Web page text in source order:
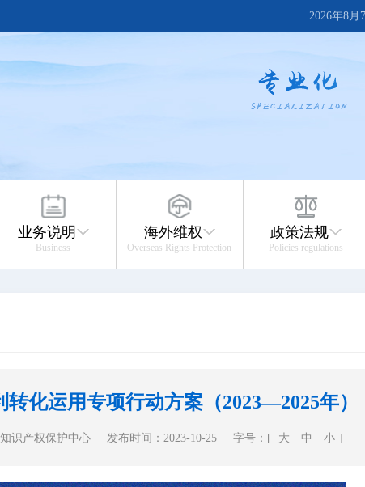
2026年8月
业务说明
Business
海外维权
Overseas Rights Protection
政策法规
Policies regulations
转化运用专项行动方案（2023—2025年）
识产权保护中心 发布时间：2023-10-25 字号：[ 大 中 小 ]